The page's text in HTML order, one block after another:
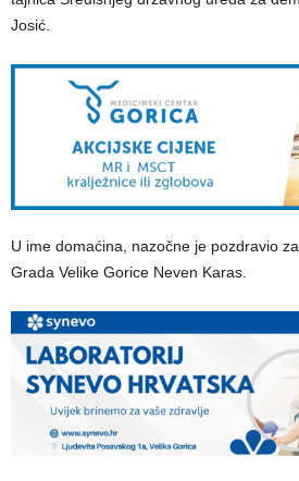
Josić.
U ime domaćina, nazočne je pozdravio
Grada Velike Gorice Neven Karas.